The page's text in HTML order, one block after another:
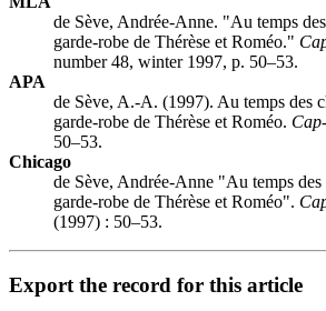
de Sève, Andrée-Anne. "Au temps
garde-robe de Thérèse et Roméo."
number 48, winter 1997, p. 50–53.
APA
de Sève, A.-A. (1997). Au temps des
garde-robe de Thérèse et Roméo.
50–53.
Chicago
de Sève, Andrée-Anne "Au temps des
garde-robe de Thérèse et Roméo".
(1997) : 50–53.
Export the record for this article